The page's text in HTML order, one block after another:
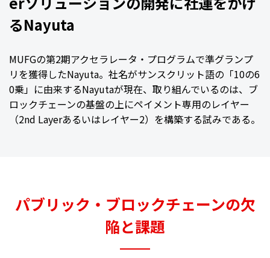
るNayuta
MUFGの第2期アクセラレータ・プログラムで準グランプ
リを獲得したNayuta。社名がサンスクリット語の「10の6
0乗」に由来するNayutaが現在、取り組んでいるのは、ブ
ロックチェーンの基盤の上にペイメント専用のレイヤー
（2nd Layerあるいはレイヤー2）を構築する試みである。
パブリック・ブロックチェーンの欠
陥と課題